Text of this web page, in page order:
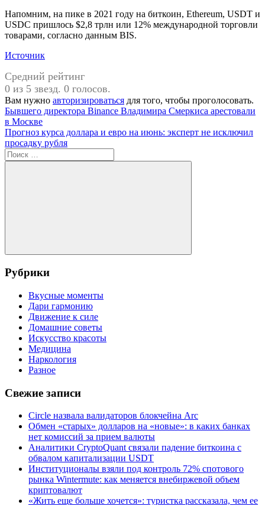
Напомним, на пике в 2021 году на биткоин, Ethereum, USDT и
USDC пришлось $2,8 трлн или 12% международной торговли
товарами, согласно данным BIS.
Источник
Средний рейтинг
0 из 5 звезд. 0 голосов.
Вам нужно авторизироваться для того, чтобы проголосовать.
О
нас
Навигация
по
записям
Предыдущая
запись:
Бывшего директора Binance Владимира Смеркиса арестовали
в Москве
Следующая
запись:
Прогноз курса доллара и евро на июнь: эксперт не исключил
просадку рубля
Поиск
для:
Поиск
Рубрики
Вкусные моменты
Дари гармонию
Движение к силе
Домашние советы
Искусство красоты
Медицина
Наркология
Разное
Свежие записи
Circle назвала валидаторов блокчейна Arc
Обмен «старых» долларов на «новые»: в каких банках
нет комиссий за прием валюты
Аналитики CryptoQuant связали падение биткоина с
обвалом капитализации USDT
Институционалы взяли под контроль 72% спотового
рынка Wintermute: как меняется внебиржевой объем
криптовалют
«Жить еще больше хочется»: туристка рассказала, чем ее